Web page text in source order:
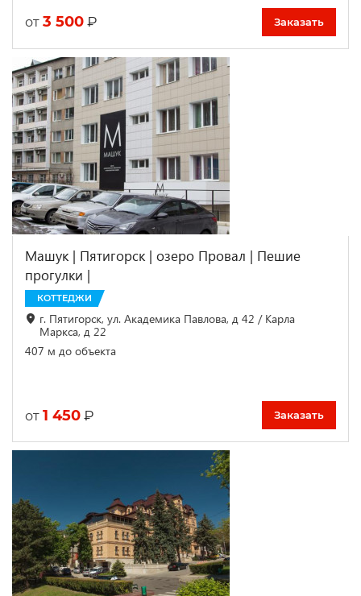
от 3 500 ₽ Заказать
Машук | Пятигорск | озеро Провал | Пешие
прогулки |
КОТТЕДЖИ
г. Пятигорск, ул. Академика Павлова, д 42 / Карла
Маркса, д 22
407 м до объекта
от 1 450 ₽ Заказать